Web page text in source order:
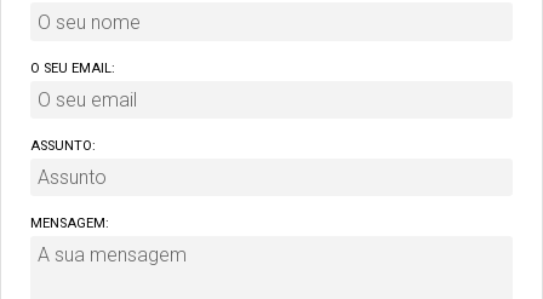
O SEU EMAIL:
ASSUNTO:
MENSAGEM: